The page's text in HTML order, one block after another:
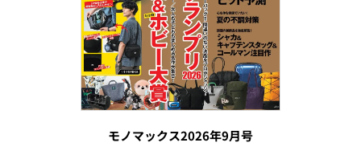
モノマックス2026年9月号